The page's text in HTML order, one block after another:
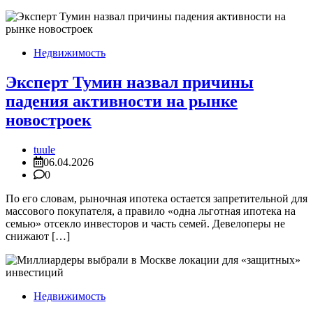
Недвижимость
Эксперт Тумин назвал причины
падения активности на рынке
новостроек
tuule
06.04.2026
0
По его словам, рыночная ипотека остается запретительной для
массового покупателя, а правило «одна льготная ипотека на
семью» отсекло инвесторов и часть семей. Девелоперы не
снижают […]
Недвижимость